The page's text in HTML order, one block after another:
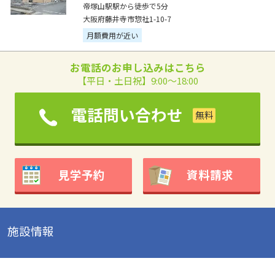
帝塚山駅駅から徒歩で5分
大阪府藤井寺市惣社1-10-7
月額費用が近い
お電話のお申し込みはこちら
【平日・土日祝】9:00～18:00
電話問い合わせ
見学予約 資料請求
施設情報